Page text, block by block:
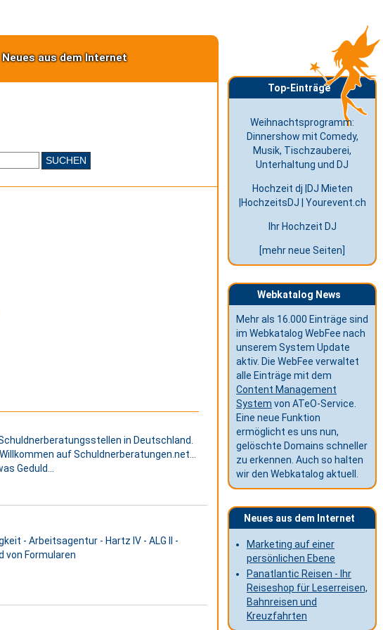
Neues aus dem Internet
in Deutschland.
auf Schuldnerberatungen.net...
Geduld...
- Arbeitsagentur - Hartz IV - ALG II -
von Formularen
Top-Einträge
Weihnachtsprogramm:
Dinnershow mit Comedy,
Musik, Tischzauberei,
Unterhaltung und DJ
Hochzeit dj |DJ Mieten
|HochzeitsDJ | Yourevent.ch
Ihr Hochzeit DJ
[mehr neue Seiten]
Webkatalog News
Mehr als 16.000 Einträge sind
im Webkatalog WebFee nach
unserem System Update
aktiv. Die WebFee verwaltet
alle Einträge mit dem
Content Management
System von ATeO-Service.
Eine neue Funktion
ermöglicht es uns nun,
gelöschte Domains schneller
zu erkennen. Auch so halten
wir den Webkatalog aktuell.
Neues aus dem Internet
Marketing auf einer
persönlichen Ebene
Panatlantic Reisen - Ihr
Reiseshop für Leserreisen,
Bahnreisen und
Kreuzfahrten